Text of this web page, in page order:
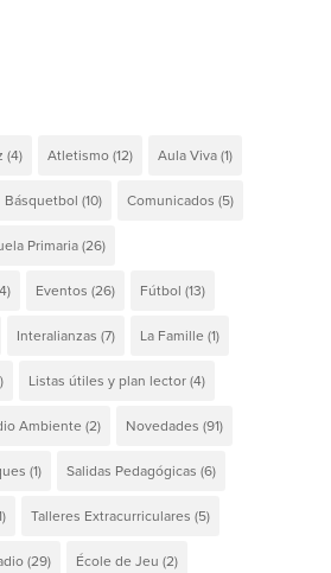
(4) Atletismo(12) Aula Viva(1)
Básquetbol (10) Comunicados (5)
Primaria(26)
Eventos (26) Fútbol (13)
Interalianzas (7) La Famille (1)
Listas útiles y plan lector(4)
Ambiente (2) Novedades (91)
(1) Salidas Pedagógicas (6)
Talleres Extracurriculares (5)
(29) École de Jeu (2)